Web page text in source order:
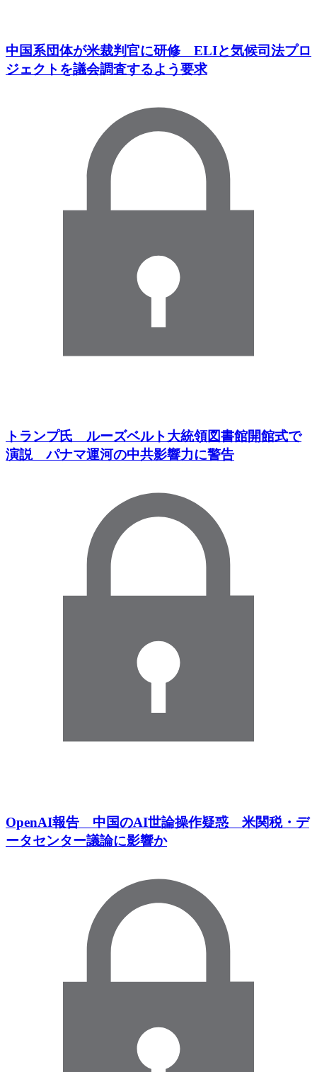
中国系団体が米裁判官に研修 ELIと気候司法プロ
ジェクトを議会調査するよう要求
トランプ氏 ルーズベルト大統領図書館開館式で
演説 パナマ運河の中共影響力に警告
OpenAI報告 中国のAI世論操作疑惑 米関税・デ
ータセンター議論に影響か